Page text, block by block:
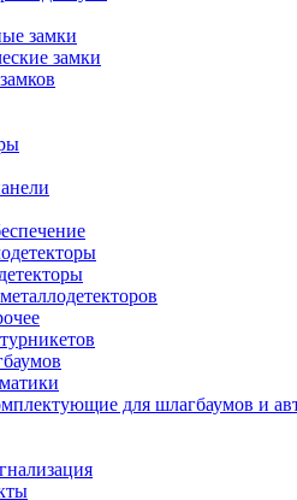
замки
замки
для шлагбаумов и